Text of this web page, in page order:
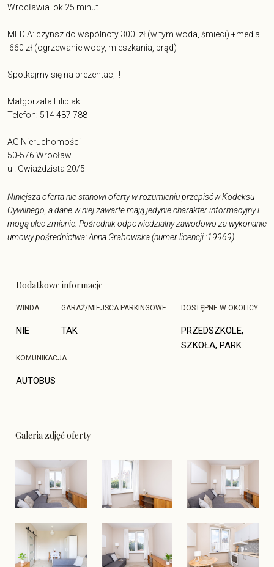
Wrocławia ok 25 minut.
MEDIA: czynsz do wspólnoty 300 zł (w tym woda, śmieci) +media
660 zł (ogrzewanie wody, mieszkania, prąd)
Spotkajmy się na prezentacji !
Małgorzata Filipiak
Telefon: 514 487 788
AG Nieruchomości
50-576 Wrocław
ul. Gwiaździsta 20/5
Niniejsza oferta nie stanowi oferty w rozumieniu przepisów Kodeksu
Cywilnego, a dane w niej zawarte mają jedynie charakter informacyjny i
mogą ulec zmianie. Pośrednik odpowiedzialny zawodowo za wykonanie
umowy pośrednictwa: Anna Grabowska (numer licencji :19969)
Dodatkowe informacje
WINDA
NIE
GARAŻ/MIEJSCA PARKINGOWE
TAK
DOSTĘPNE W OKOLICY
PRZEDSZKOLE,
SZKOŁA, PARK
KOMUNIKACJA
AUTOBUS
Galeria zdjęć oferty